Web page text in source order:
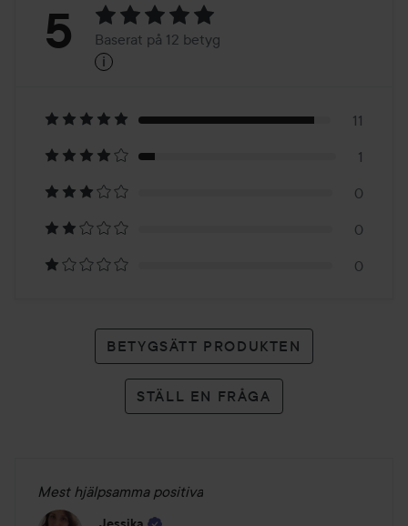
Betyg:
Baserat
på
12
betyg
5 Baserat på 12 betyg
i
11
1
0
0
0
BETYGSÄTT PRODUKTEN
STÄLL EN FRÅGA
Mest hjälpsamma positiva